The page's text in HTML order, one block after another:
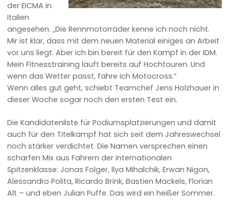
der EICMA in
Italien
angesehen. „Die Rennmotorräder kenne ich noch nicht.
Mir ist klar, dass mit dem neuen Material einiges an Arbeit
vor uns liegt. Aber ich bin bereit für den Kampf in der IDM.
Mein Fitnesstraining läuft bereits auf Hochtouren. Und
wenn das Wetter passt, fahre ich Motocross.“
Wenn alles gut geht, schiebt Teamchef Jens Holzhauer in
dieser Woche sogar noch den ersten Test ein.
Die Kandidatenliste für Podiumsplatzierungen und damit
auch für den Titelkampf hat sich seit dem Jahreswechsel
noch stärker verdichtet. Die Namen versprechen einen
scharfen Mix aus Fahrern der internationalen
Spitzenklasse: Jonas Folger, Ilya Mihalchik, Erwan Nigon,
Alessandro Polita, Ricardo Brink, Bastien Mackels, Florian
Alt – und eben Julian Puffe. Das wird ein heißer Sommer.